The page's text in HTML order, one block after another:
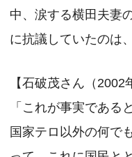
中、涙する横田夫妻
に抗議していたのは
【石破茂さん（2002
「これが事実である
国家テロ以外の何で